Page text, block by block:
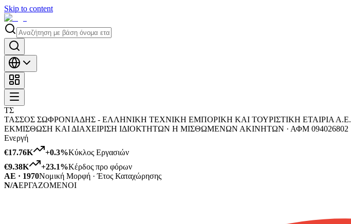
Skip to content
ΤΣ
ΤΑΣΣΟΣ ΣΩΦΡΟΝΙΑΔΗΣ - ΕΛΛΗΝΙΚΗ ΤΕΧΝΙΚΗ ΕΜΠΟΡΙΚΗ ΚΑΙ ΤΟΥΡΙΣΤΙΚΗ ΕΤΑΙΡΙΑ Α.Ε.
ΕΚΜΙΣΘΩΣΗ ΚΑΙ ΔΙΑΧΕΙΡΙΣΗ ΙΔΙΟΚΤΗΤΩΝ Η ΜΙΣΘΩΜΕΝΩΝ ΑΚΙΝΗΤΩΝ · ΑΦΜ 094026802
Ενεργή
€17.76K
+0.3%Κύκλος Εργασιών
€9.38K
+23.1%Κέρδος προ φόρων
ΑΕ · 1970Νομική Μορφή · Έτος Καταχώρησης
N/AΕΡΓΑΖΟΜΕΝΟΙ